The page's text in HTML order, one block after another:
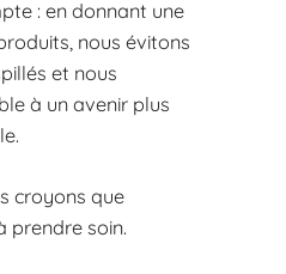
: en donnant une
nous évitons
et nous
à un avenir plus
croyons que
prendre soin.